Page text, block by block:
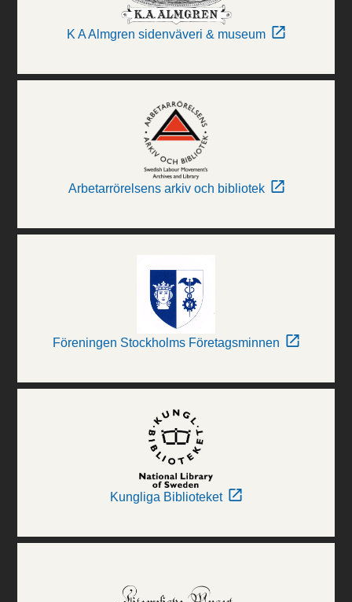
K A Almgren sidenväveri & museum
Arbetarrörelsens arkiv och bibliotek
Föreningen Stockholms Företagsminnen
Kungliga Biblioteket